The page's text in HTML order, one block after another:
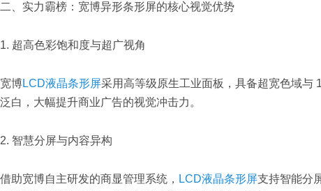
二、实力霸榜：宽博异形条形屏的核心视觉优势
1. 超高色彩饱和度与超广视角
宽博LCD液晶条形屏采用高等级原生工业面板，具备超宽色域与
泛白，大幅提升商业广告的视觉冲击力。
2. 智慧分屏与内容异构
借助宽博自主研发的商显管理系统， LCD液晶条形屏支持智能分